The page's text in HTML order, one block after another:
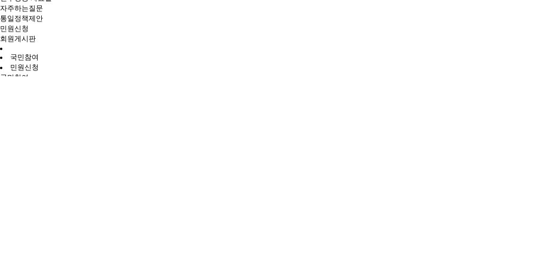
자주하는질문
통일정책제안
민원신청
회원게시판
국민참여
민원신청
국민참여